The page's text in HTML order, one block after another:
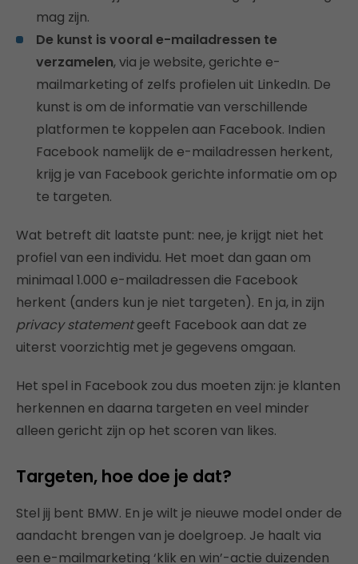
mag zijn.
De kunst is vooral e-mailadressen te
verzamelen, via je website, gerichte e-
mailmarketing of zelfs profielen uit LinkedIn. De
kunst is om de informatie van verschillende
platformen te koppelen aan Facebook. Indien
Facebook namelijk de e-mailadressen herkent,
krijg je van Facebook gerichte informatie om op
te targeten.
Wat betreft dit laatste punt: nee, je krijgt niet het
profiel van een individu. Het moet dan gaan om
minimaal 1.000 e-mailadressen die Facebook
herkent (anders kun je niet targeten). En ja, in zijn
privacy statementgeeft Facebook aan dat ze
uiterst voorzichtig met je gegevens omgaan.
Het spel in Facebook zou dus moeten zijn: je klanten
herkennen en daarna targeten en veel minder
alleen gericht zijn op het scoren van likes.
Targeten, hoe doe je dat?
Stel jij bent BMW. En je wilt je nieuwe model onder de
aandacht brengen van je doelgroep. Je haalt via
een e-mailmarketing ‘klik en win’-actie duizenden